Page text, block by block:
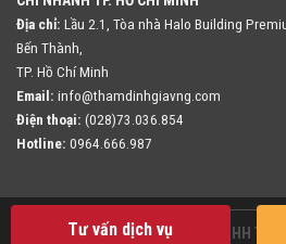
Địa chỉ: Lầu 2.1, Tòa nhà Halo Building
Bến Thành,
TP. Hồ Chí Minh
Email: info@thamdinhgiavng.com
Điện thoại: (028)73.036.854
Hotline: 0964.666.987
Copyright 2026 ©Công ty TNHH
Tư vấn dịch vụ